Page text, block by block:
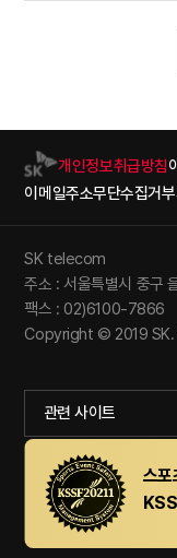
개인정보취급방침
이메일주소무단수집거부
관련 사이트
SK telecom
주소 : 서울특별시 중구
팩스 : 02)6100-7866
Copyright © 2019
스포